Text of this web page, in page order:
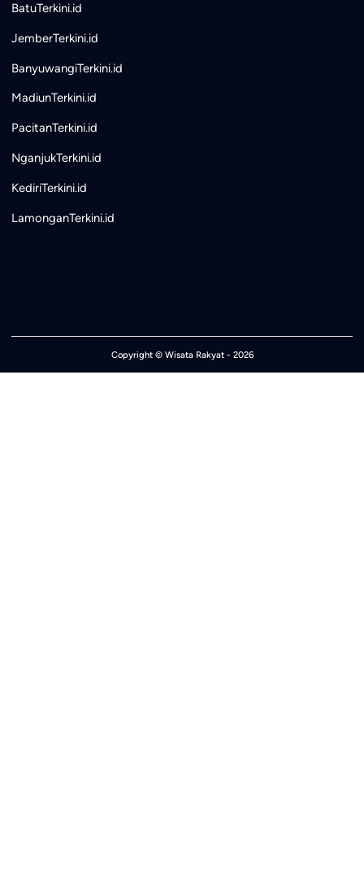
BatuTerkini.id
JemberTerkini.id
BanyuwangiTerkini.id
MadiunTerkini.id
PacitanTerkini.id
NganjukTerkini.id
KediriTerkini.id
LamonganTerkini.id
Copyright © Wisata Rakyat- 2026